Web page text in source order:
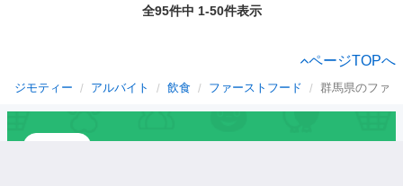
全95件中 1-50件表示
ページTOPへ
ジモティー アルバイト 飲食 ファーストフード 群馬県のファ